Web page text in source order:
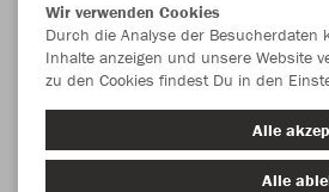
Wir verwenden Cookies
Durch die Analyse der Besucherdaten
Inhalte anzeigen und unsere Website
zu den Cookies findest Du in den
Alle
Alle